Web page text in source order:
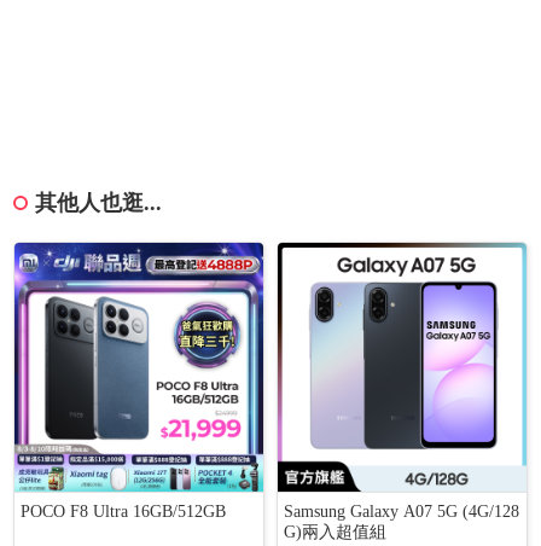
其他人也逛...
POCO F8 Ultra 16GB/512GB
Samsung Galaxy A07 5G (4G/128
G)兩入超值組